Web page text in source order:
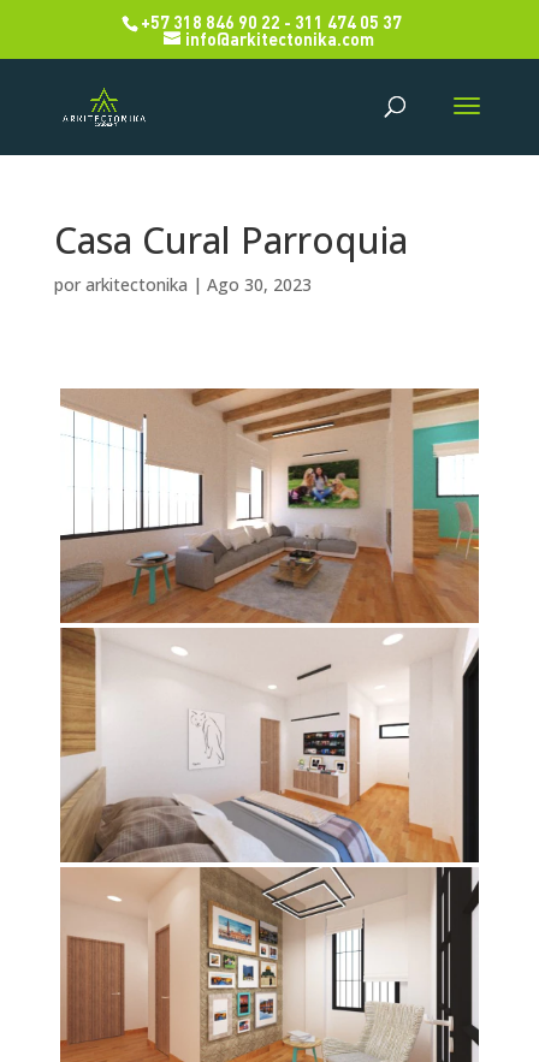
+57 318 846 90 22 - 311 474 05 37
info@arkitectonika.com
Casa Cural Parroquia
por arkitectonika | Ago 30, 2023